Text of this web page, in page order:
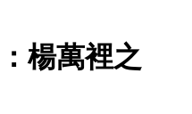
楊萬裡之